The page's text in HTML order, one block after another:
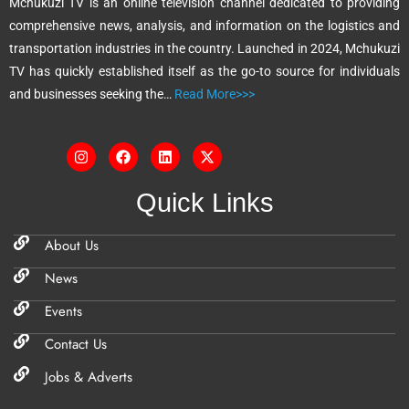
i
v
e
:
comprehensive news, analysis, and information on the logistics and
transportation industries in the country. Launched in 2024, Mchukuzi
TV has quickly established itself as the go-to source for individuals
and businesses seeking the… Read More>>>
Quick Links
About Us
News
Events
Contact Us
Jobs & Adverts